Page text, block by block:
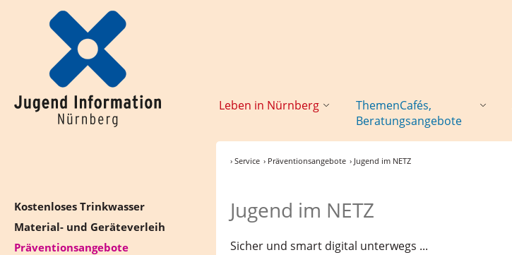
Leben in Nürnberg
ThemenCafés,
Beratungsangebote
Kostenloses Trinkwasser
Material- und Geräteverleih
Präventionsangebote
› Service › Präventionsangebote › Jugend im NETZ
Jugend im NETZ
Sicher und smart digital unterwegs ...